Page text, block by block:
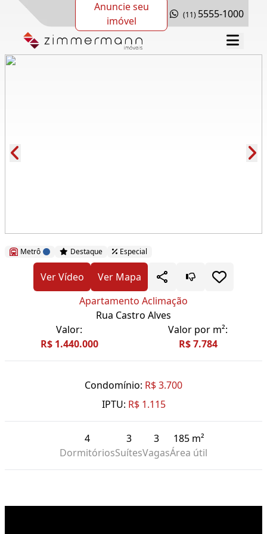
Anuncie seu
imóvel
(11) 5555-1000
Metrô Destaque Especial
Ver Vídeo
Ver Mapa
Apartamento Aclimação
Rua Castro Alves
Valor:
R$ 1.440.000
Valor por m²:
R$ 7.784
Condomínio: R$ 3.700
IPTU: R$ 1.115
4
Dormitórios
3
Suítes
3
Vagas
185 m²
Área útil